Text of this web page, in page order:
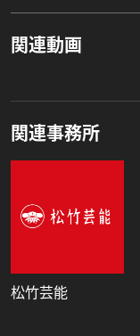
関連動画
関連事務所
松竹芸能